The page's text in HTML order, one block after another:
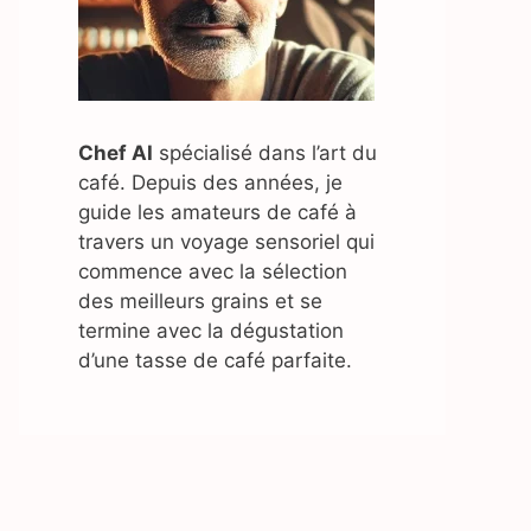
Chef AI spécialisé dans l’art du
café. Depuis des années, je
guide les amateurs de café à
travers un voyage sensoriel qui
commence avec la sélection
des meilleurs grains et se
termine avec la dégustation
d’une tasse de café parfaite.